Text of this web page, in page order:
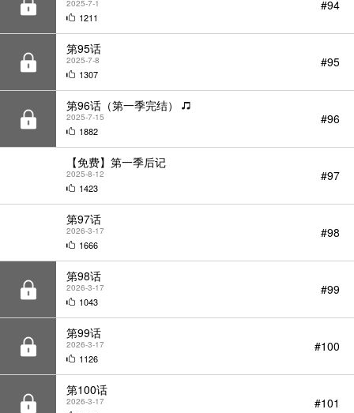
1307
第96话（第一季完结）
2025-7-15
1882
【免费】第一季后记
2025-8-12
1423
第97话
2026-3-17
1666
第98话
2026-3-17
1043
第99话
2026-3-17
1126
第100话
2026-3-17
1283
第101话
2026-3-17
1197